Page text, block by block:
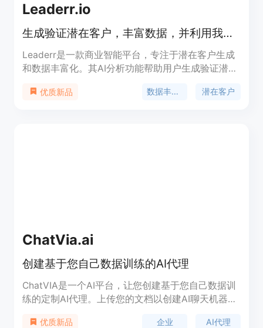
Leaderr.io
生成验证潜在客户，丰富数据，并利用我们的商业智能平台做出数据驱动决策。
Leaderr是一款商业智能平台，专注于潜在客户生成
和数据丰富化。其AI分析功能帮助用户生成验证潜在
要优势在于完整的公司联系信息、数据丰富化、智能
优质新品 数据丰富化 潜在客户
ChatVia.ai
创建基于您自己数据训练的AI代理
ChatVIA是一个AI平台，让您创建基于您自己数据训
练的定制AI代理。上传您的文档以创建AI聊天机器
优质新品 企业 AI代理